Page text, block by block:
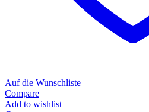
Auf die Wunschliste
Compare
Add to wishlist